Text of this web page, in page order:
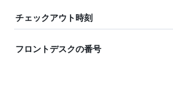
チェックアウト時刻
フロントデスクの番号